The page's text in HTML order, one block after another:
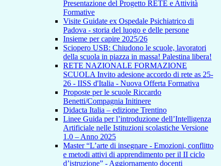
Presentazione del Progetto RETE e Attività
Formative
Visite Guidate ex Ospedale Psichiatrico di
Padova - storia del luogo e delle persone
Insieme per capire 2025/26
Sciopero USB: Chiudono le scuole, lavoratori
della scuola in piazza in massa! Palestina libera!
RETE NAZIONALE FORMAZIONE
SCUOLA Invito adesione accordo di rete as 25-
26 - IISS d'Italia - Nuova Offerta Formativa
Proposte per le scuole Riccardo
Benetti/Compagnia Initinere
Didacta Italia – edizione Trentino
Linee Guida per l’introduzione dell’Intelligenza
Artificiale nelle Istituzioni scolastiche Versione
1.0 – Anno 2025
Master “L’arte di insegnare - Emozioni, conflitto
e metodi attivi di apprendimento per il II ciclo
d’istruzione” - Aggiornamento docenti